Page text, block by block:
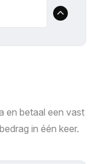
en betaal een vast
in één keer.